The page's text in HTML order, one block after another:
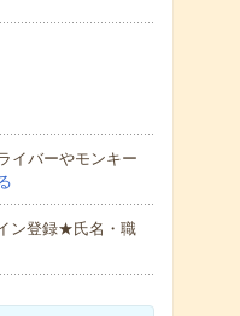
イバーやモンキー
ン登録★氏名・職